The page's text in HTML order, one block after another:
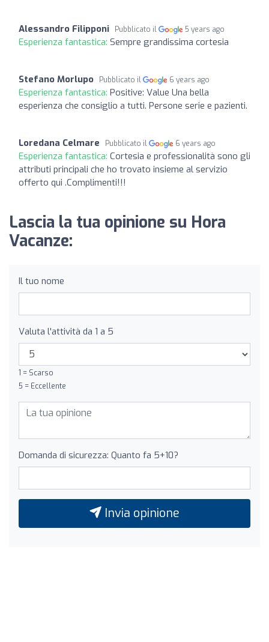
Alessandro Filipponi Pubblicato il 5 years ago
Esperienza fantastica: Sempre grandissima cortesia
Stefano Morlupo Pubblicato il 6 years ago
Esperienza fantastica: Positive: Value Una bella
esperienza che consiglio a tutti. Persone serie e pazienti.
Loredana Celmare Pubblicato il 6 years ago
Esperienza fantastica: Cortesia e professionalità sono gli
attributi principali che ho trovato insieme al servizio
offerto qui .Complimenti!!!
Lascia la tua opinione su Hora
Vacanze:
Il tuo nome
Valuta l'attività da 1 a 5
1 = Scarso
5 = Eccellente
Domanda di sicurezza: Quanto fa 5+10?
Invia opinione